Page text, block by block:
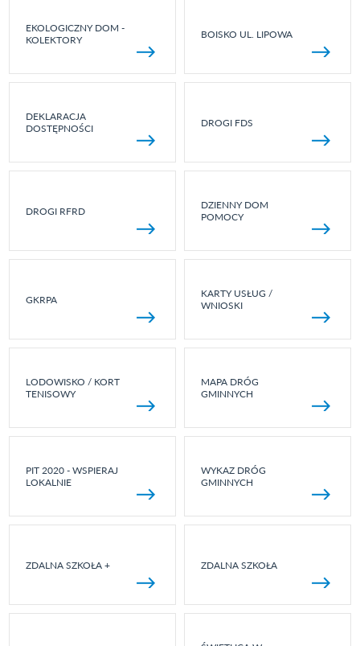
EKOLOGICZNY DOM -
KOLEKTORY
BOISKO UL. LIPOWA
DEKLARACJA
DOSTĘPNOŚCI
DROGI FDS
DROGI RFRD
DZIENNY DOM
POMOCY
GKRPA
KARTY USŁUG /
WNIOSKI
LODOWISKO / KORT
TENISOWY
MAPA DRÓG
GMINNYCH
PIT 2020 - WSPIERAJ
LOKALNIE
WYKAZ DRÓG
GMINNYCH
ZDALNA SZKOŁA + ZDALNA SZKOŁA